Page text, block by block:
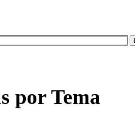
por Tema